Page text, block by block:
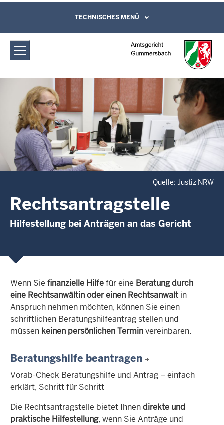
Amtsgericht Gummersbach:
Rechtsantragstelle
Direkt zum Inhalt
Leichte Sprache, Gebärdensprachenvideo
und Kontaktformular
TECHNISCHES MENÜ
Quelle: Justiz NRW
Rechtsantragstelle
Hilfestellung bei Anträgen an das Gericht
Wenn Sie finanzielle Hilfefür eine Beratung durch
eine Rechtsanwältin oder einen Rechtsanwalt in
Anspruch nehmen möchten, können Sie einen
schriftlichen Beratungshilfeantrag stellen und
müssen keinen persönlichen Terminvereinbaren.
Beratungshilfe beantragen
Vorab-Check Beratungshilfe und Antrag – einfach
erklärt, Schritt für Schritt
Die Rechtsantragstelle bietet Ihnendirekte und
praktische Hilfestellung, wenn Sie Anträge und